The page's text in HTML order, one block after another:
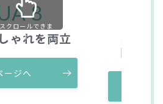
8
ゃれを両立
ージへ
ミニマ
自然で
スクロールできま
す